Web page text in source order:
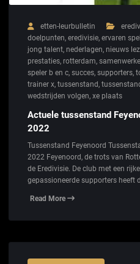
etten-leurbulletin
doelpunten, eredivisie, ervaren
jong talent, nederlagen, nieuws
prestaties, rotterdam,
speler b en c, succes, supporters,
trainer x, tussenstand,
wedstrijden volgen, xe plaats
Actuele tussenstand
2022
Tussenstand Feyenoord
2022 Feyenoord, de trots van
de Eredivisie. De club met een
gepassioneerde supporters heeft
Read More